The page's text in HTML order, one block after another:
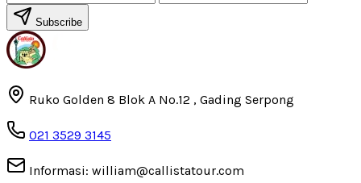
Subscribe
Ruko Golden 8 Blok A No.12 , Gading Serpong
021 3529 3145
Informasi: william@callistatour.com